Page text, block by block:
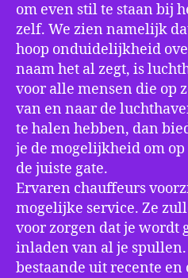
om even stil te staan bij
zelf. We zien namelijk
hoop onduidelijkheid
naam het al zegt, is
voor alle mensen die op
van en naar de
te halen hebben, dan
je de mogelijkheid om
de juiste gate.
Ervaren chauffeurs
mogelijke service. Ze
voor zorgen dat je wordt
inladen van al je
bestaande uit recente